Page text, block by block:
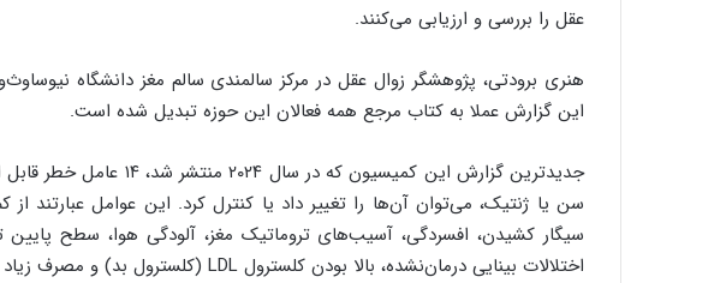
عقل را بررسی و ارزیابی می‌کنند.
هنری برودتی، پژوهشگر زوال عقل در مرکز سالمندی سالم مغز دانشگاه
این گزارش عملا به کتاب مرجع همه فعالان این حوزه تبدیل شده است.
جدیدترین گزارش این کمیسیون
سن یا ژنتیک، می‌توان آن‌ها را تغییر داد یا کنترل کرد. این عوامل عبارتند از
سیگار کشیدن، افسردگی، آسیب‌های تروماتیک مغز، آلودگی هوا، سطح پایین
اختلالات بینایی درمان‌نشده، بالا بودن کلسترول LDL (کلسترول بد) و مصرف زیاد الکل.